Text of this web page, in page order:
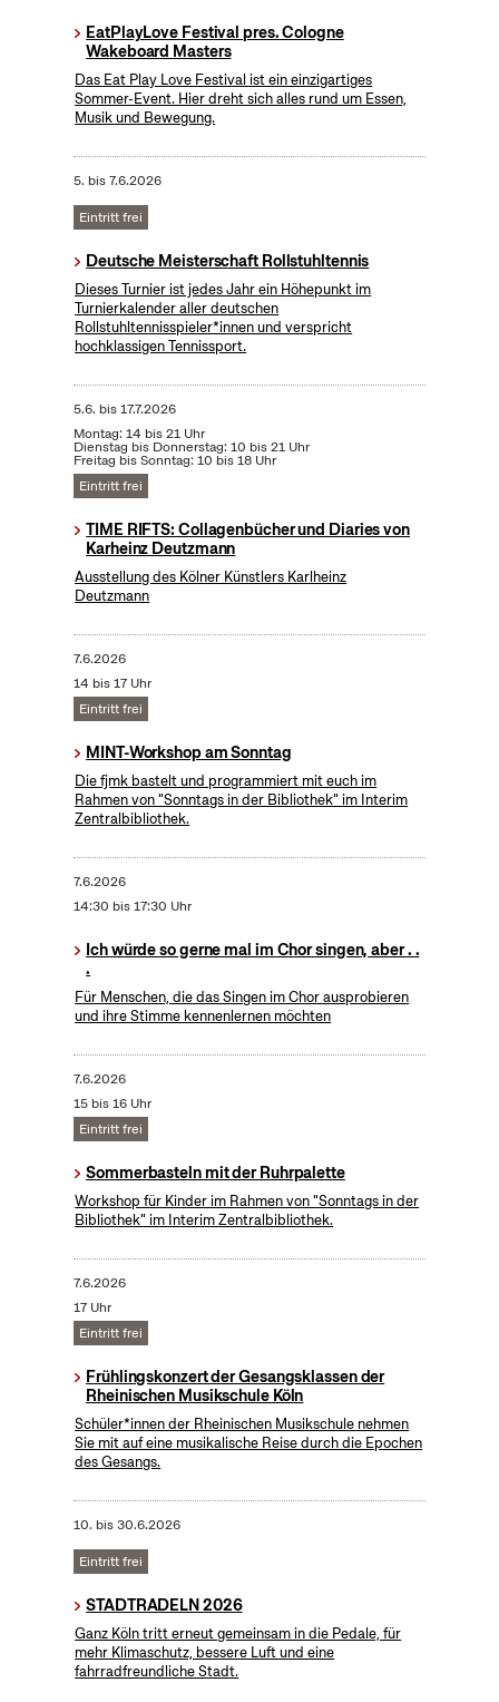
EatPlayLove Festival pres. Cologne
Wakeboard Masters
Das Eat Play Love Festival ist ein einzigartiges
Sommer-Event. Hier dreht sich alles rund um Essen,
Musik und Bewegung.
5. bis7.6.2026
Eintritt frei
Deutsche Meisterschaft Rollstuhltennis
Dieses Turnier ist jedes Jahr ein Höhepunkt im
Turnierkalender aller deutschen
Rollstuhltennisspieler*innen und verspricht
hochklassigen Tennissport.
5.6. bis17.7.2026
Montag: 14 bis 21 Uhr
Dienstag bis Donnerstag: 10 bis 21 Uhr
Freitag bis Sonntag: 10 bis 18 Uhr
Eintritt frei
TIME RIFTS: Collagenbücher und Diaries von
Karheinz Deutzmann
Ausstellung des Kölner Künstlers Karlheinz
Deutzmann
7.6.2026
14 bis 17 Uhr
Eintritt frei
MINT-Workshop am Sonntag
Die fjmk bastelt und programmiert mit euch im
Rahmen von "Sonntags in der Bibliothek" im Interim
Zentralbibliothek.
7.6.2026
14:30 bis 17:30 Uhr
Ich würde so gerne mal im Chor singen, aber . .
.
Für Menschen, die das Singen im Chor ausprobieren
und ihre Stimme kennenlernen möchten
7.6.2026
15 bis 16 Uhr
Eintritt frei
Sommerbasteln mit der Ruhrpalette
Workshop für Kinder im Rahmen von "Sonntags in der
Bibliothek" im Interim Zentralbibliothek.
7.6.2026
17 Uhr
Eintritt frei
Frühlingskonzert der Gesangsklassen der
Rheinischen Musikschule Köln
Schüler*innen der Rheinischen Musikschule nehmen
Sie mit auf eine musikalische Reise durch die Epochen
des Gesangs.
10. bis30.6.2026
Eintritt frei
STADTRADELN 2026
Ganz Köln tritt erneut gemeinsam in die Pedale, für
mehr Klimaschutz, bessere Luft und eine
fahrradfreundliche Stadt.